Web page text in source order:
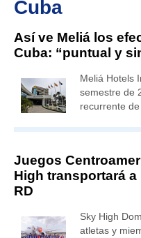
Cuba
Así ve Meliá los
Cuba: “puntual y
Meliá Hotels
semestre de
recurrente
Juegos
High transportará a
RD
Sky High
atletas y